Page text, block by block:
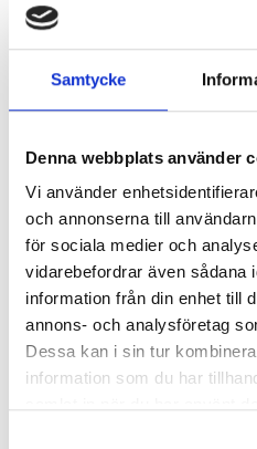
Samtycke
Denna webbplats använder
Vi använder
och annonserna till
för sociala medier och
vidarebefordrar även sådana
information från din enhet till
annons- och analysföretag
Dessa kan i sin tur
information som du har
Slytherin vinner